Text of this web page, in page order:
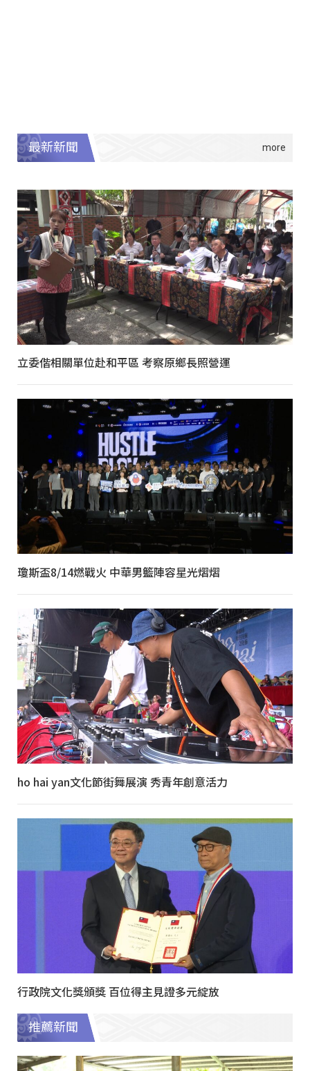
最新新聞
立委偕相關單位赴和平區 考察原鄉長照營運
瓊斯盃8/14燃戰火 中華男籃陣容星光熠熠
ho hai yan文化節街舞展演 秀青年創意活力
行政院文化獎頒獎 百位得主見證多元綻放
推薦新聞